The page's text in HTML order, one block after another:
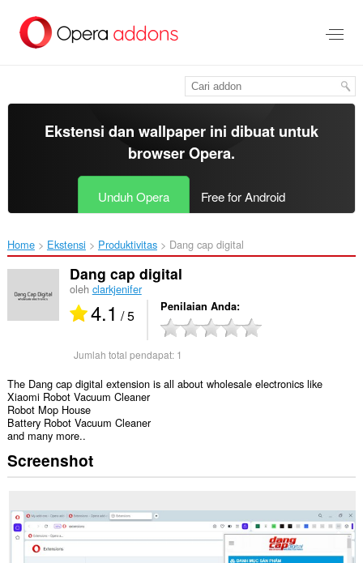
konten
Ekstensi dan wallpaper ini dibuat untuk
browser Opera.
Unduh Opera Free for Android
Home Ekstensi Produktivitas Dang cap digital‎
Dang cap digital
oleh clarkjenifer
4.1 / 5 Penilaian Anda
Jumlah total pendapat: 1
The Dang cap digital extension is all about wholesale electronics like
Xiaomi Robot Vacuum Cleaner
Robot Mop House
Battery Robot Vacuum Cleaner
and many more..
Screenshot